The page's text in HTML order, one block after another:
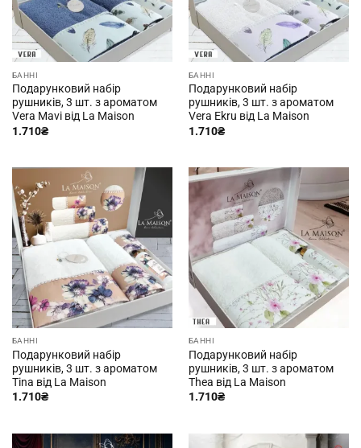
БАННІ
Подарунковий набір
рушників, 3 шт. з ароматом
Vera Mavi від La Maison
1.710₴
БАННІ
Подарунковий набір
рушників, 3 шт. з ароматом
Vera Ekru від La Maison
1.710₴
БАННІ
Подарунковий набір
рушників, 3 шт. з ароматом
Tina від La Maison
1.710₴
БАННІ
Подарунковий набір
рушників, 3 шт. з ароматом
Thea від La Maison
1.710₴